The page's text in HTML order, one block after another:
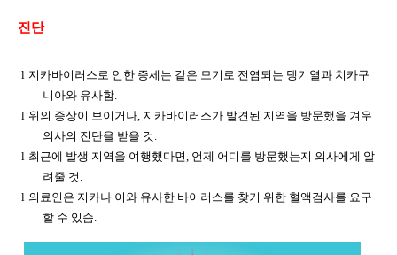
진단
l 지카바이러스로 인한 증세는 같은 모기로 전염되는 뎅기열과 치카구
니아와 유사함.
l 위의 증상이 보이거나, 지카바이러스가 발견된 지역을 방문했을 겨우
의사의 진단을 받을 것 .
l 최근에 발생 지역을 여행했다면, 언제 어디를 방문했는지 의사에게 알
려줄 것 .
l 의료인은 지카나 이와 유사한 바이러스를 찾기 위한 혈액검사를 요구
할 수 있슴.